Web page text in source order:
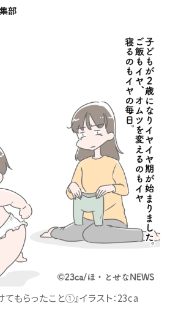
部
てもらったこと①』イラスト：23ca